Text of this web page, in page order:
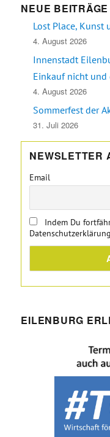
NEUE BEITRÄGE
Lost Place,
4. August 2026
Innenstadt
Einkauf nicht und
4. August 2026
Sommerfest der
31. Juli 2026
NEWSLETTER
Email
Indem Du
EILENBURG